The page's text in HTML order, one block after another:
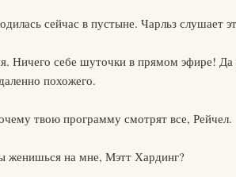
сейчас в пустыне. Чарльз слушает
Ничего себе шуточки в прямом эфире!
похожего.
твою программу смотрят все, Рейчел.
женишься на мне, Мэтт Хардинг?